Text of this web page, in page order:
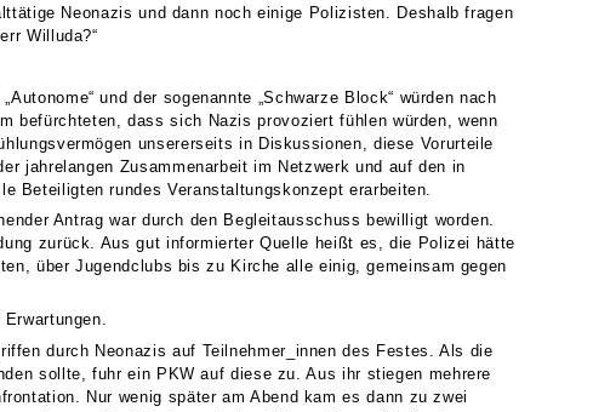
Neonazis und dann noch einige Polizisten. Deshalb fragen
Willuda?“
und der sogenannte „Schwarze Block“ würden nach
befürchteten, dass sich Nazis provoziert fühlen würden, wenn
unsererseits in Diskussionen, diese Vorurteile
jahrelangen Zusammenarbeit im Netzwerk und auf den in
Beteiligten rundes Veranstaltungskonzept erarbeiten.
Antrag war durch den Begleitausschuss bewilligt worden.
zurück. Aus gut informierter Quelle heißt es, die Polizei hätte
über Jugendclubs bis zu Kirche alle einig, gemeinsam gegen
durch Neonazis auf Teilnehmer_innen des Festes. Als die
sollte, fuhr ein PKW auf diese zu. Aus ihr stiegen mehrere
Nur wenig später am Abend kam es dann zu zwei